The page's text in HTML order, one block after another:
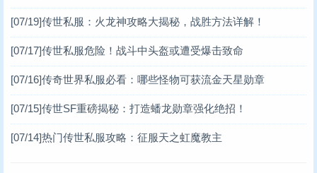
[07/19]传世私服：火龙神攻略大揭秘，战胜方法详解！
[07/17]传世私服危险！战斗中头盔或遭受爆击致命
[07/16]传奇世界私服必看：哪些怪物可获流金天星勋章
[07/15]传世SF重磅揭秘：打造蟠龙勋章强化绝招！
[07/14]热门传世私服攻略：征服天之虹魔教主